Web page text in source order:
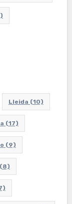
Lleida (10)
(17)
(9)
(8)